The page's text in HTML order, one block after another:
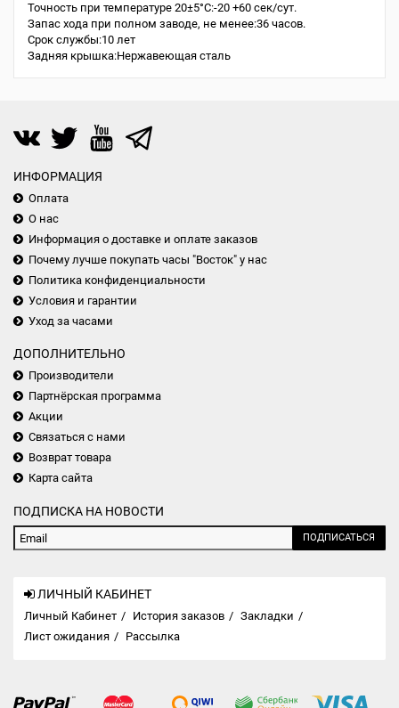
Точность при температуре 20±5°С:-20 +60 сек/сут.
Запас хода при полном заводе, не менее:36 часов.
Срок службы:10 лет
Задняя крышка:Нержавеющая сталь
ИНФОРМАЦИЯ
Оплата
О нас
Информация о доставке и оплате заказов
Почему лучше покупать часы "Восток" у нас
Политика конфиденциальности
Условия и гарантии
Уход за часами
ДОПОЛНИТЕЛЬНО
Производители
Партнёрская программа
Акции
Связаться с нами
Возврат товара
Карта сайта
ПОДПИСКА НА НОВОСТИ
ПОДПИСАТЬСЯ
ЛИЧНЫЙ КАБИНЕТ
Личный Кабинет История заказов
Закладки
Лист ожидания
Рассылка